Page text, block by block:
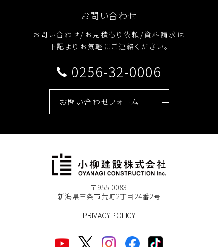
お問い合わせ
お問い合わせ/お見積もり依頼/資料請求は
下記よりお気軽にご連絡ください。
0256-32-0006
お問い合わせフォーム
〒955-0083
新潟県三条市荒町2丁目24番2号
PRIVACY POLICY